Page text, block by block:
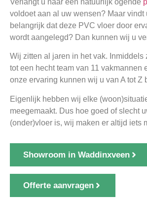
Verlangt u naar een natuurlijk ogende
voldoet aan al uw wensen? Maar vindt
belangrijk dat deze PVC vloer door
wordt aangelegd? Dan kunnen wij u
Wij zitten al jaren in het vak. Inmiddels
tot een hecht team van 11 vakmannen
onze ervaring kunnen wij u van A tot Z
Eigenlijk hebben wij elke
meegemaakt. Dus hoe goed of slecht
(onder)vloer is, wij maken er altijd iets
Showroom in Waddinxveen
Offerte aanvragen